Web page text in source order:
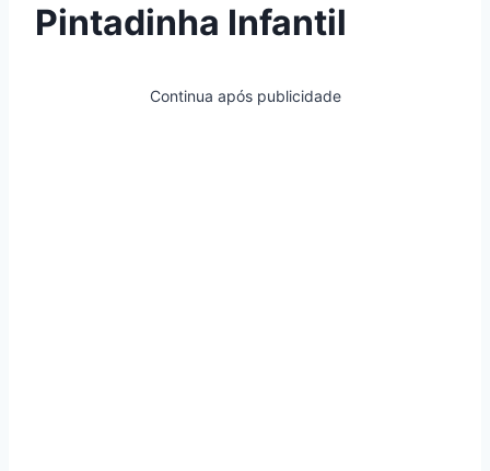
Pintadinha Infantil
Continua após publicidade